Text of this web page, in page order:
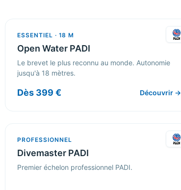
ESSENTIEL · 18 M
Open Water PADI
Le brevet le plus reconnu au monde. Autonomie
jusqu'à 18 mètres.
Dès 399 € Découvrir →
PROFESSIONNEL
Divemaster PADI
Premier échelon professionnel PADI.